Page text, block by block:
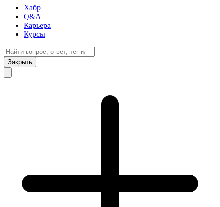
Хабр
Q&A
Карьера
Курсы
Закрыть